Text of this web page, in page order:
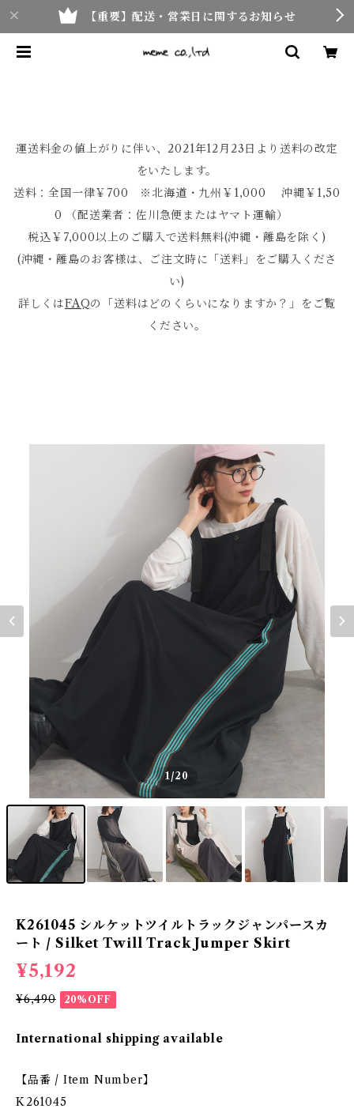
【重要】配送・営業日に関するお知らせ
運送料金の値上がりに伴い、2021年12月23日より送料の改定
をいたします。
送料：全国一律￥700 ※北海道・九州￥1,000 沖縄￥1,50
0 （配送業者：佐川急便またはヤマト運輸）
税込￥7,000以上のご購入で送料無料(沖縄・離島を除く)
(沖縄・離島のお客様は、ご注文時に「送料」をご購入くださ
い)
詳しくはFAQの「送料はどのくらいになりますか？」をご覧
ください。
1/20
K261045 シルケットツイルトラックジャンパースカ
ート / Silket Twill Track Jumper Skirt
¥5,192
¥6,490 20%OFF
International shipping available
【品番 / Item Number】
K261045